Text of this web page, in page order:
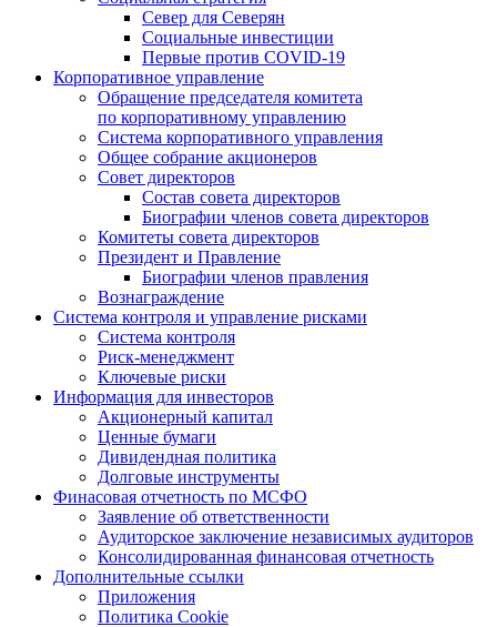
Север для Северян
Социальные инвестиции
Первые против COVID‑19
Корпоративное управление
Обращение председателя комитета
по корпоративному управлению
Система корпоративного управления
Общее собрание акционеров
Совет директоров
Состав совета директоров
Биографии членов совета директоров
Комитеты совета директоров
Президент и Правление
Биографии членов правления
Вознаграждение
Система контроля и управление рисками
Система контроля
Риск-менеджмент
Ключевые риски
Информация для инвесторов
Акционерный капитал
Ценные бумаги
Дивидендная политика
Долговые инструменты
Финасовая отчетность по МСФО
Заявление об ответственности
Аудиторское заключение независимых аудиторов
Консолидированная финансовая отчетность
Дополнительные ссылки
Приложения
Политика Cookie